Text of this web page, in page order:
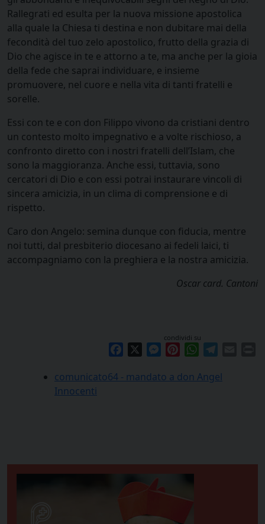
Rallegrati ed esulta per la nuova missione apostolica
alla quale la Chiesa ti destina e non dubitare mai della
fecondità del tuo zelo apostolico, frutto della grazia di
Dio che agisce in te e attorno a te, ma anche per la gioia
della fede che saprai individuare, e insieme
promuovere, nel cuore e nella vita di tanti fratelli e
sorelle.
Essi con te e con don Filippo vivono da cristiani dentro
un contesto molto impegnativo e a volte rischioso, a
confronto diretto con i nostri fratelli dell’Islam, che
sono la maggioranza. Anche essi, tuttavia, sono
cercatori di Dio e con essi potrai instaurare vincoli di
sincera amicizia, in un clima di comprensione e di
rispetto.
Caro don Angelo: semina dunque con fiducia, mentre
noi tutti, dal presbiterio diocesano ai fedeli laici, ti
accompagniamo con la preghiera e la nostra amicizia.
Oscar card. Cantoni
condividi su
Facebook Messenger
PinterestWhatsApp
comunicato64 - mandato a don Angel
Innocenti